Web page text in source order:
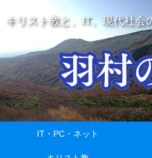
キリスト教と、IT、現代社会
IT・PC・ネット